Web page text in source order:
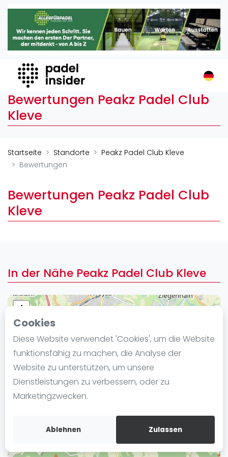
Cookies
Diese Website verwendet 'Cookies', um die Website
funktionsfähig zu machen, die Analyse der
Website zu unterstützen, um unsere
Dienstleistungen zu verbessern, oder zu
Marketingzwecken.
Ablehnen Zulassen
Padel Insider
Home
Organisationen
Buchungssysteme
Padel-Shops
Padel-Marken
Verschiedenes
Veranstaltungen
Turniere
Playtomic
Frauen
FIP Frauen
Blog
Die Geschichte von Padel
Regeln und Punktzählung
Padel Schläge
Video
Bewertungen Peakz Padel Club
Kleve
Startseite Standorte
Peakz Padel Club Kleve
Bewertungen
Bewertungen Peakz Padel Club
Kleve
In der Nähe Peakz Padel Club Kleve
+
−